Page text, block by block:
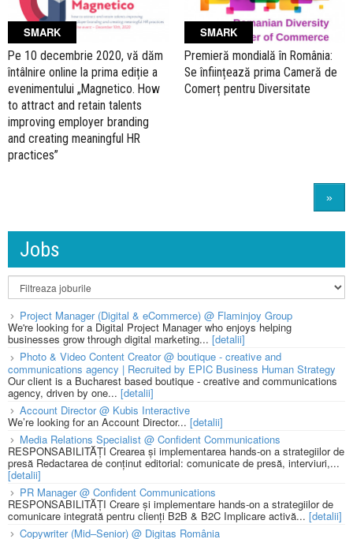
SMARK
Pe 10 decembrie 2020, vă dăm
întâlnire online la prima ediție a
evenimentului „Magnetico. How
to attract and retain talents
improving employer branding
and creating meaningful HR
practices”
SMARK
Premieră mondială în România:
Se înființează prima Cameră de
Comerț pentru Diversitate
»
Jobs
Project Manager (Digital & eCommerce) @ Flaminjoy Group
We're looking for a Digital Project Manager who enjoys helping
businesses grow through digital marketing... [detalii]
Photo & Video Content Creator @ boutique - creative and
communications agency | Recruited by EPIC Business Human Strategy
Our client is a Bucharest based boutique - creative and communications
agency, driven by one... [detalii]
Account Director @ Kubis Interactive
We’re looking for an Account Director... [detalii]
Media Relations Specialist @ Confident Communications
RESPONSABILITĂȚI Crearea și implementarea hands-on a strategiilor de
presă Redactarea de conținut editorial: comunicate de presă, interviuri,...
[detalii]
PR Manager @ Confident Communications
RESPONSABILITĂȚI Creare și implementare hands-on a strategiilor de
comunicare integrată pentru clienți B2B & B2C Implicare activă... [detalii]
Copywriter (Mid–Senior) @ Digitas România